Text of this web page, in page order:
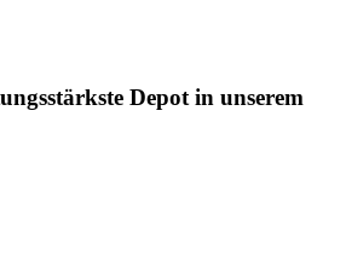
Depot in unserem